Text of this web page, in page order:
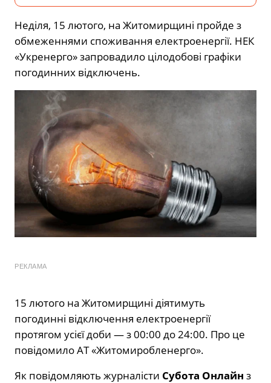
Неділя, 15 лютого, на Житомирщині пройде з
обмеженнями споживання електроенергії. НЕК
«Укренерго» запровадило цілодобові графіки
погодинних відключень.
РЕКЛАМА
15 лютого на Житомирщині діятимуть
погодинні відключення електроенергії
протягом усієї доби — з 00:00 до 24:00. Про це
повідомило АТ «Житомиробленерго».
Як повідомляють журналісти Субота Онлайн з